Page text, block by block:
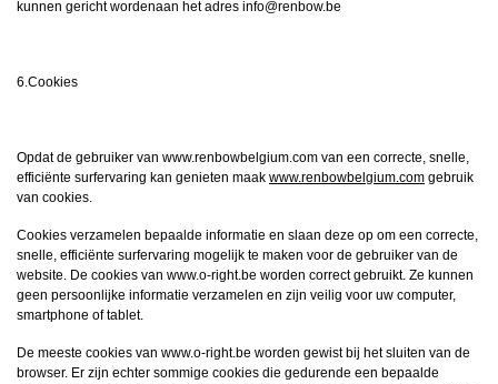
kunnen gericht wordenaan het adres info@renbow.be
6.Cookies
Opdat de gebruiker van www.renbowbelgium.com van een correcte, snelle,
efficiënte surfervaring kan genieten maak www.renbowbelgium.com gebruik
van cookies.
Cookies verzamelen bepaalde informatie en slaan deze op om een correcte,
snelle, efficiënte surfervaring mogelijk te maken voor de gebruiker van de
website. De cookies van www.o-right.be worden correct gebruikt. Ze kunnen
geen persoonlijke informatie verzamelen en zijn veilig voor uw computer,
smartphone of tablet.
De meeste cookies van www.o-right.be worden gewist bij het sluiten van de
browser. Er zijn echter sommige cookies die gedurende een bepaalde